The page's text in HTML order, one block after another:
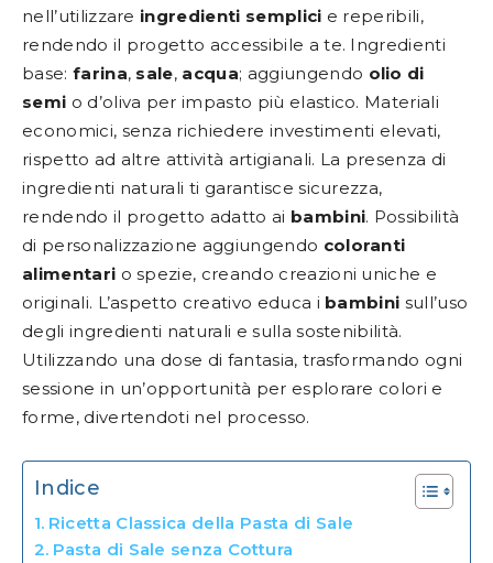
nell’utilizzare ingredienti semplici e reperibili,
rendendo il progetto accessibile a te. Ingredienti
base: farina, sale, acqua; aggiungendo olio di
semi o d’oliva per impasto più elastico. Materiali
economici, senza richiedere investimenti elevati,
rispetto ad altre attività artigianali. La presenza di
ingredienti naturali ti garantisce sicurezza,
rendendo il progetto adatto ai bambini. Possibilità
di personalizzazione aggiungendo coloranti
alimentari o spezie, creando creazioni uniche e
originali. L’aspetto creativo educa i bambini sull’uso
degli ingredienti naturali e sulla sostenibilità.
Utilizzando una dose di fantasia, trasformando ogni
sessione in un’opportunità per esplorare colori e
forme, divertendoti nel processo.
Indice
Ricetta Classica della Pasta di Sale
Pasta di Sale senza Cottura